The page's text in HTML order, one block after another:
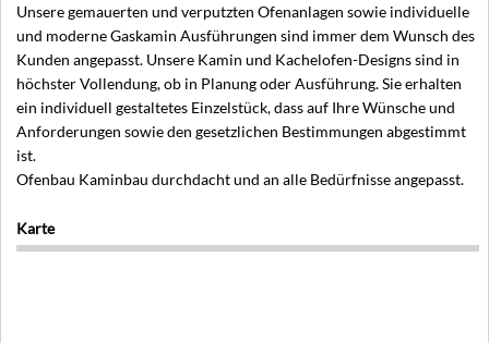
Unsere gemauerten und verputzten Ofenanlagen sowie individuelle
und moderne Gaskamin Ausführungen sind immer dem Wunsch des
Kunden angepasst. Unsere Kamin und Kachelofen-Designs sind in
höchster Vollendung, ob in Planung oder Ausführung. Sie erhalten
ein individuell gestaltetes Einzelstück, dass auf Ihre Wünsche und
Anforderungen sowie den gesetzlichen Bestimmungen abgestimmt
ist.
Ofenbau Kaminbau durchdacht und an alle Bedürfnisse angepasst.
Karte